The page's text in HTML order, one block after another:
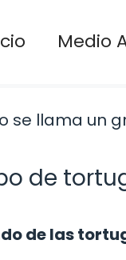
Medio
de
de las